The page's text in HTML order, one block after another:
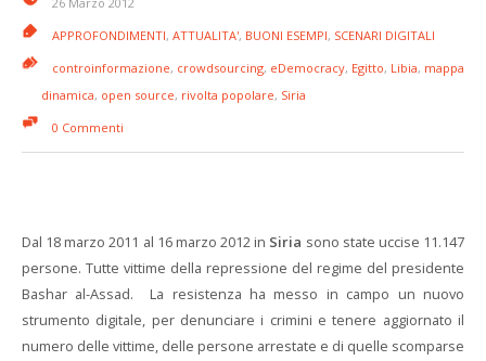
APPROFONDIMENTI, ATTUALITA', BUONI ESEMPI, SCENARI DIGITALI
controinformazione, crowdsourcing, eDemocracy, Egitto, Libia, mappa
dinamica, open source, rivolta popolare, Siria
0 Commenti
Dal 18 marzo 2011 al 16 marzo 2012 in Siria sono state uccise 11.147
persone. Tutte vittime della repressione del regime del presidente
Bashar al-Assad. La resistenza ha messo in campo un nuovo
strumento digitale, per denunciare i crimini e tenere aggiornato il
numero delle vittime, delle persone arrestate e di quelle scomparse